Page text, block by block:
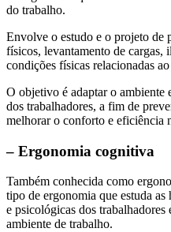
do trabalho.
Envolve o estudo e o projeto de
físicos, levantamento de cargas,
condições físicas relacionadas
O objetivo é adaptar o ambiente
dos trabalhadores, a fim de
melhorar o conforto e eficiência
– Ergonomia cognitiva
Também conhecida como
tipo de ergonomia que estuda
e psicológicas dos trabalhadores
ambiente de trabalho.